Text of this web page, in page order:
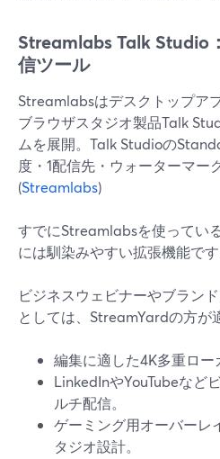
Streamlabs Talk Studio
信ツール
Streamlabsはデスクトップア
ブラウザスタジオ製品Talk
ムを展開。Talk Studioの
度・1配信先・ウォーターマー
(Streamlabs)
すでにStreamlabsを使ってい
には馴染みやすい拡張機能です
ビジネスウェビナーやブラン
としては、StreamYardの方が
編集に適した4K多重ロー
LinkedInやYouTubeなど
ルチ配信。
ゲーミング用オーバーレ
タジオ設計。